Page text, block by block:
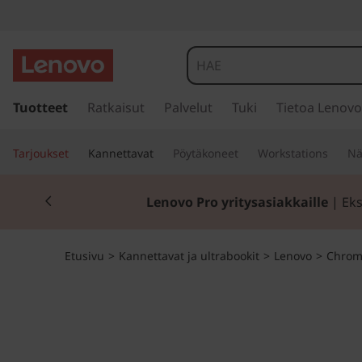
e
n
o
v
i
r
Tuotteet Ratkaisut Palvelut Tuki Tietoa
Tarjoukset Kannettavat Pöytäkoneet Workstations
Lenovo Pro yritysasiakkaille |
Currently displaying item 2 of 2
Etusivu > Kannettavat ja ultrabookit > Lenovo >